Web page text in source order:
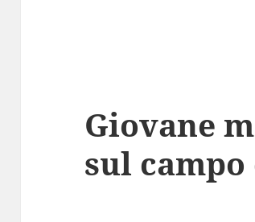
Giovane
sul